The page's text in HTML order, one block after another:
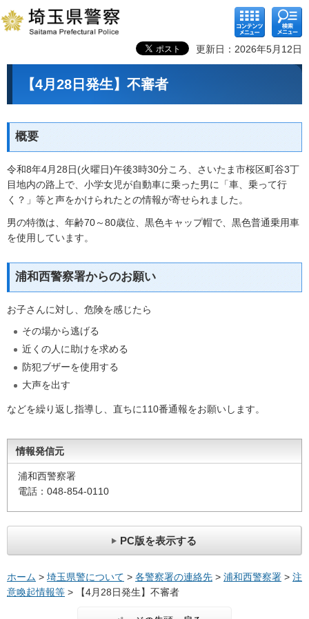
コンテ
ンツメ
ニュー
検索メ
ニュー
更新日：2026年5月12日
【4月28日発生】不審者
概要
令和8年4月28日(火曜日)午後3時30分ころ、さいたま市桜区町谷3丁
目地内の路上で、小学女児が自動車に乗った男に「車、乗って行
く？」等と声をかけられたとの情報が寄せられました。
男の特徴は、年齢70～80歳位、黒色キャップ帽で、黒色普通乗用車
を使用しています。
浦和西警察署からのお願い
お子さんに対し、危険を感じたら
その場から逃げる
近くの人に助けを求める
防犯ブザーを使用する
大声を出す
などを繰り返し指導し、直ちに110番通報をお願いします。
情報発信元
浦和西警察署
電話：048-854-0110
PC版を表示する
ホーム > 埼玉県警について > 各警察署の連絡先 > 浦和西警察署 > 注
意喚起情報等 > 【4月28日発生】不審者